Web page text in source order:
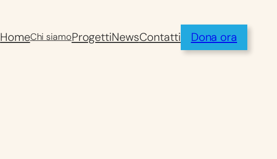
HomeChi siamoProgettiNewsContatti Dona ora